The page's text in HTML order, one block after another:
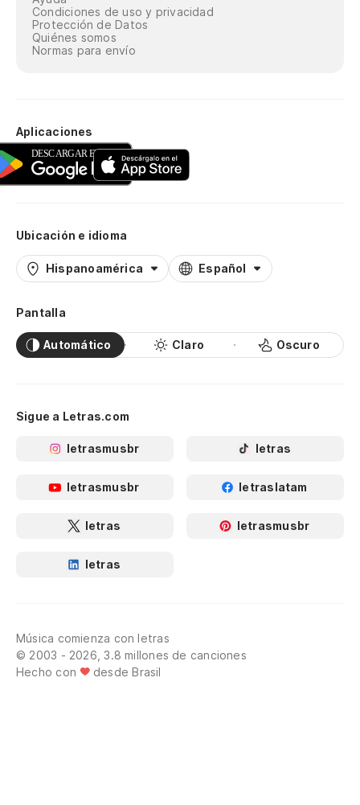
Condiciones de uso y privacidad
Protección de Datos
Quiénes somos
Normas para envío
Aplicaciones
Ubicación e idioma
Hispanoamérica Español
Pantalla
Automático Claro Oscuro
Sigue a Letras.com
letrasmusbr letras
letrasmusbr letraslatam
letras letrasmusbr
letras
Música comienza con letras
© 2003 - 2026, 3.8 millones de canciones
Hecho con
desde Brasil